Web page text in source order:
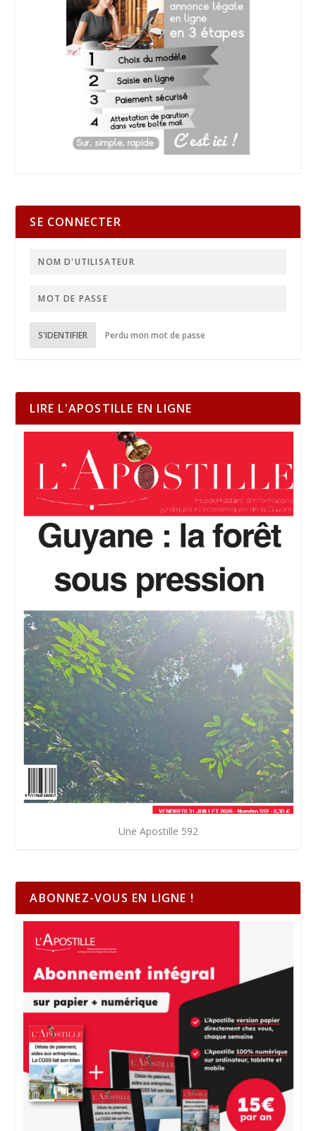
SE CONNECTER
S'IDENTIFIER Perdu mon mot de passe
LIRE L'APOSTILLE EN LIGNE
Une Apostille 592
ABONNEZ-VOUS EN LIGNE !